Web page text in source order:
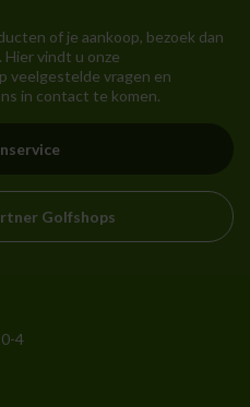
of je aankoop, bezoek dan
Hier vindt u onze
veelgestelde vragen en
in contact te komen.
Golfshops
4